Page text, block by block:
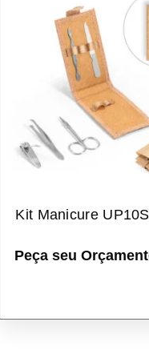
Kit Manicure
Peça seu